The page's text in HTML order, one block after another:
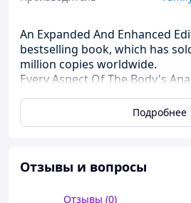
An Expanded And Enhanced
bestselling book, which has
million copies worldwide.
Every Aspect Of The Body's
hundreds of 3-D images.
Discover How And Why The
A Unique DVD-ROM contains
interact with each body system.
Подробнее
Отзывы и вопросы
Отзывы (0)